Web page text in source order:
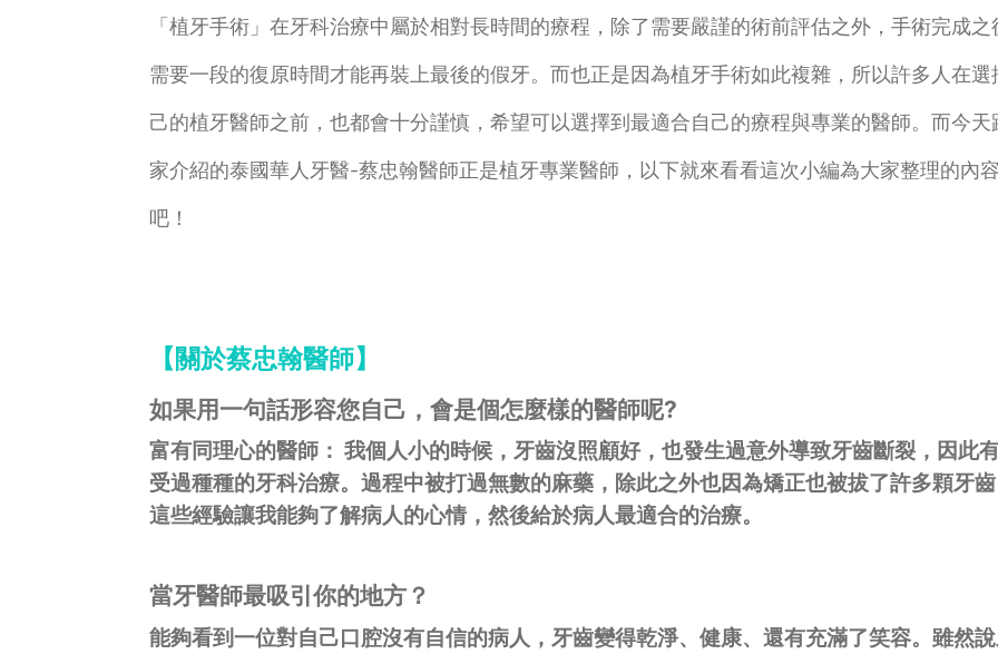
「植牙手術」在牙科治療中屬於相對長時間的療程，除了需要嚴謹的術前評估之外，手術完成之
需要一段的復原時間才能再裝上最後的假牙。而也正是因為植牙手術如此複雜，所以許多人在選
己的植牙醫師之前，也都會十分謹慎，希望可以選擇到最適合自己的療程與專業的醫師。而今天
家介紹的泰國華人牙醫-蔡忠翰醫師正是植牙專業醫師，以下就來看看這次小編為大家整理的內容
吧！
【關於蔡忠翰醫師】
如果用一句話形容您自己，會是個怎麼樣的醫師呢?
富有同理心的醫師： 我個人小的時候，牙齒沒照顧好，也發生過意外導致牙齒斷裂，因此
受過種種的牙科治療。過程中被打過無數的麻藥，除此之外也因為矯正也被拔了許多顆牙齒
這些經驗讓我能夠了解病人的心情，然後給於病人最適合的治療。
當牙醫師最吸引你的地方？
能夠看到一位對自己口腔沒有自信的病人，牙齒變得乾淨、健康、還有充滿了笑容。雖然